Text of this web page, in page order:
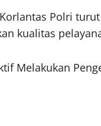
Polri
kualitas
Melakukan